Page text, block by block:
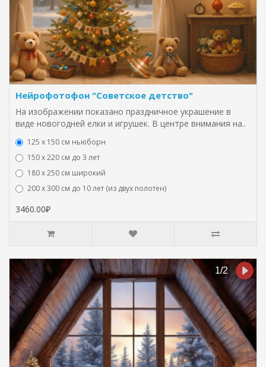
Нейрофотофон "Советское детство"
На изображении показано праздничное украшение в
виде новогодней елки и игрушек. В центре внимания на..
125 x 150 см ньюборн
150 х 220 см до 3 лет
180 х 250 см широкий
200 х 300 см до 10 лет (из двух полотен)
3460.00₽